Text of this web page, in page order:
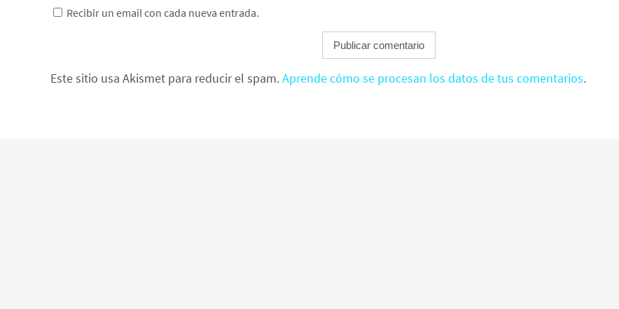
Recibir un email con cada nueva entrada.
Este sitio usa Akismet para reducir el spam.Aprende cómo se procesan los datos de tus comentarios.